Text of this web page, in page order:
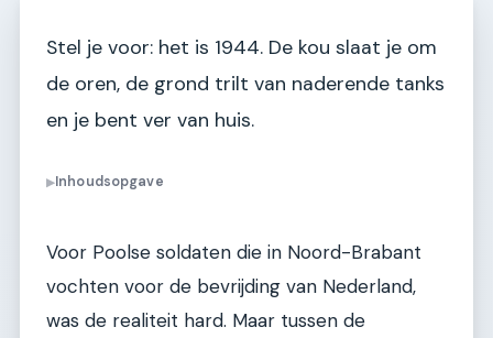
Stel je voor: het is 1944. De kou slaat je om
de oren, de grond trilt van naderende tanks
en je bent ver van huis.
▶Inhoudsopgave
Voor Poolse soldaten die in Noord-Brabant
vochten voor de bevrijding van Nederland,
was de realiteit hard. Maar tussen de